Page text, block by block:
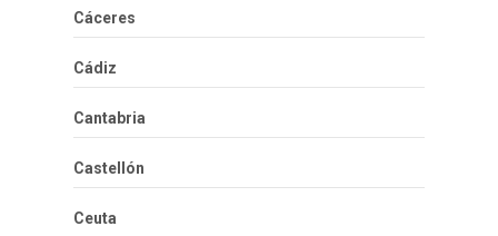
Cáceres
Cádiz
Cantabria
Castellón
Ceuta